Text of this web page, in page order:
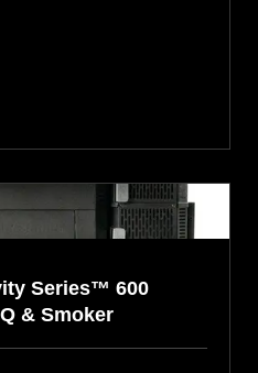
Series™ 600
& Smoker